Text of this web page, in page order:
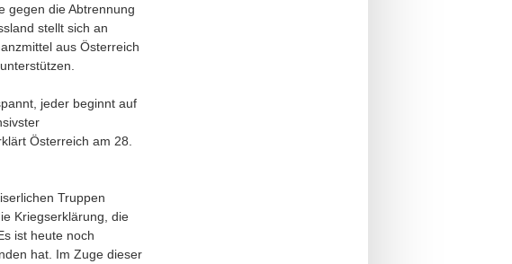
gegen die Abtrennung
stellt sich an
aus Österreich
jeder beginnt auf
Österreich am 28.
Truppen
Kriegserklärung, die
ist heute noch
hat. Im Zuge dieser